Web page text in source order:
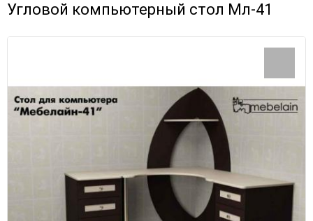
Угловой компьютерный стол Мл-41